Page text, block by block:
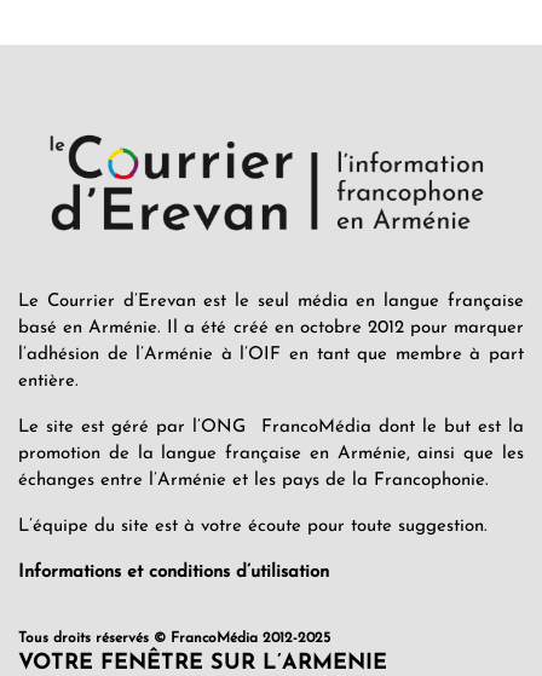
Le Courrier d’Erevan est le seul média en langue française
basé en Arménie. Il a été créé en octobre 2012 pour marquer
l’adhésion de l’Arménie à l’OIF en tant que membre à part
entière.
Le site est géré par l’ONG FrancoMédia dont le but est la
promotion de la langue française en Arménie, ainsi que les
échanges entre l’Arménie et les pays de la Francophonie.
L’équipe du site est à votre écoute pour toute suggestion.
Informations et conditions d’utilisation
Tous droits réservés © FrancoMédia 2012-2025
VOTRE FENÊTRE SUR L’ARMENIE